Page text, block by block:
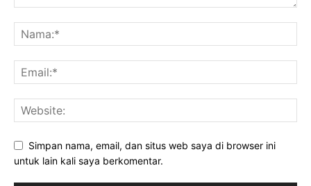
Simpan nama, email, dan situs web saya di browser ini
untuk lain kali saya berkomentar.